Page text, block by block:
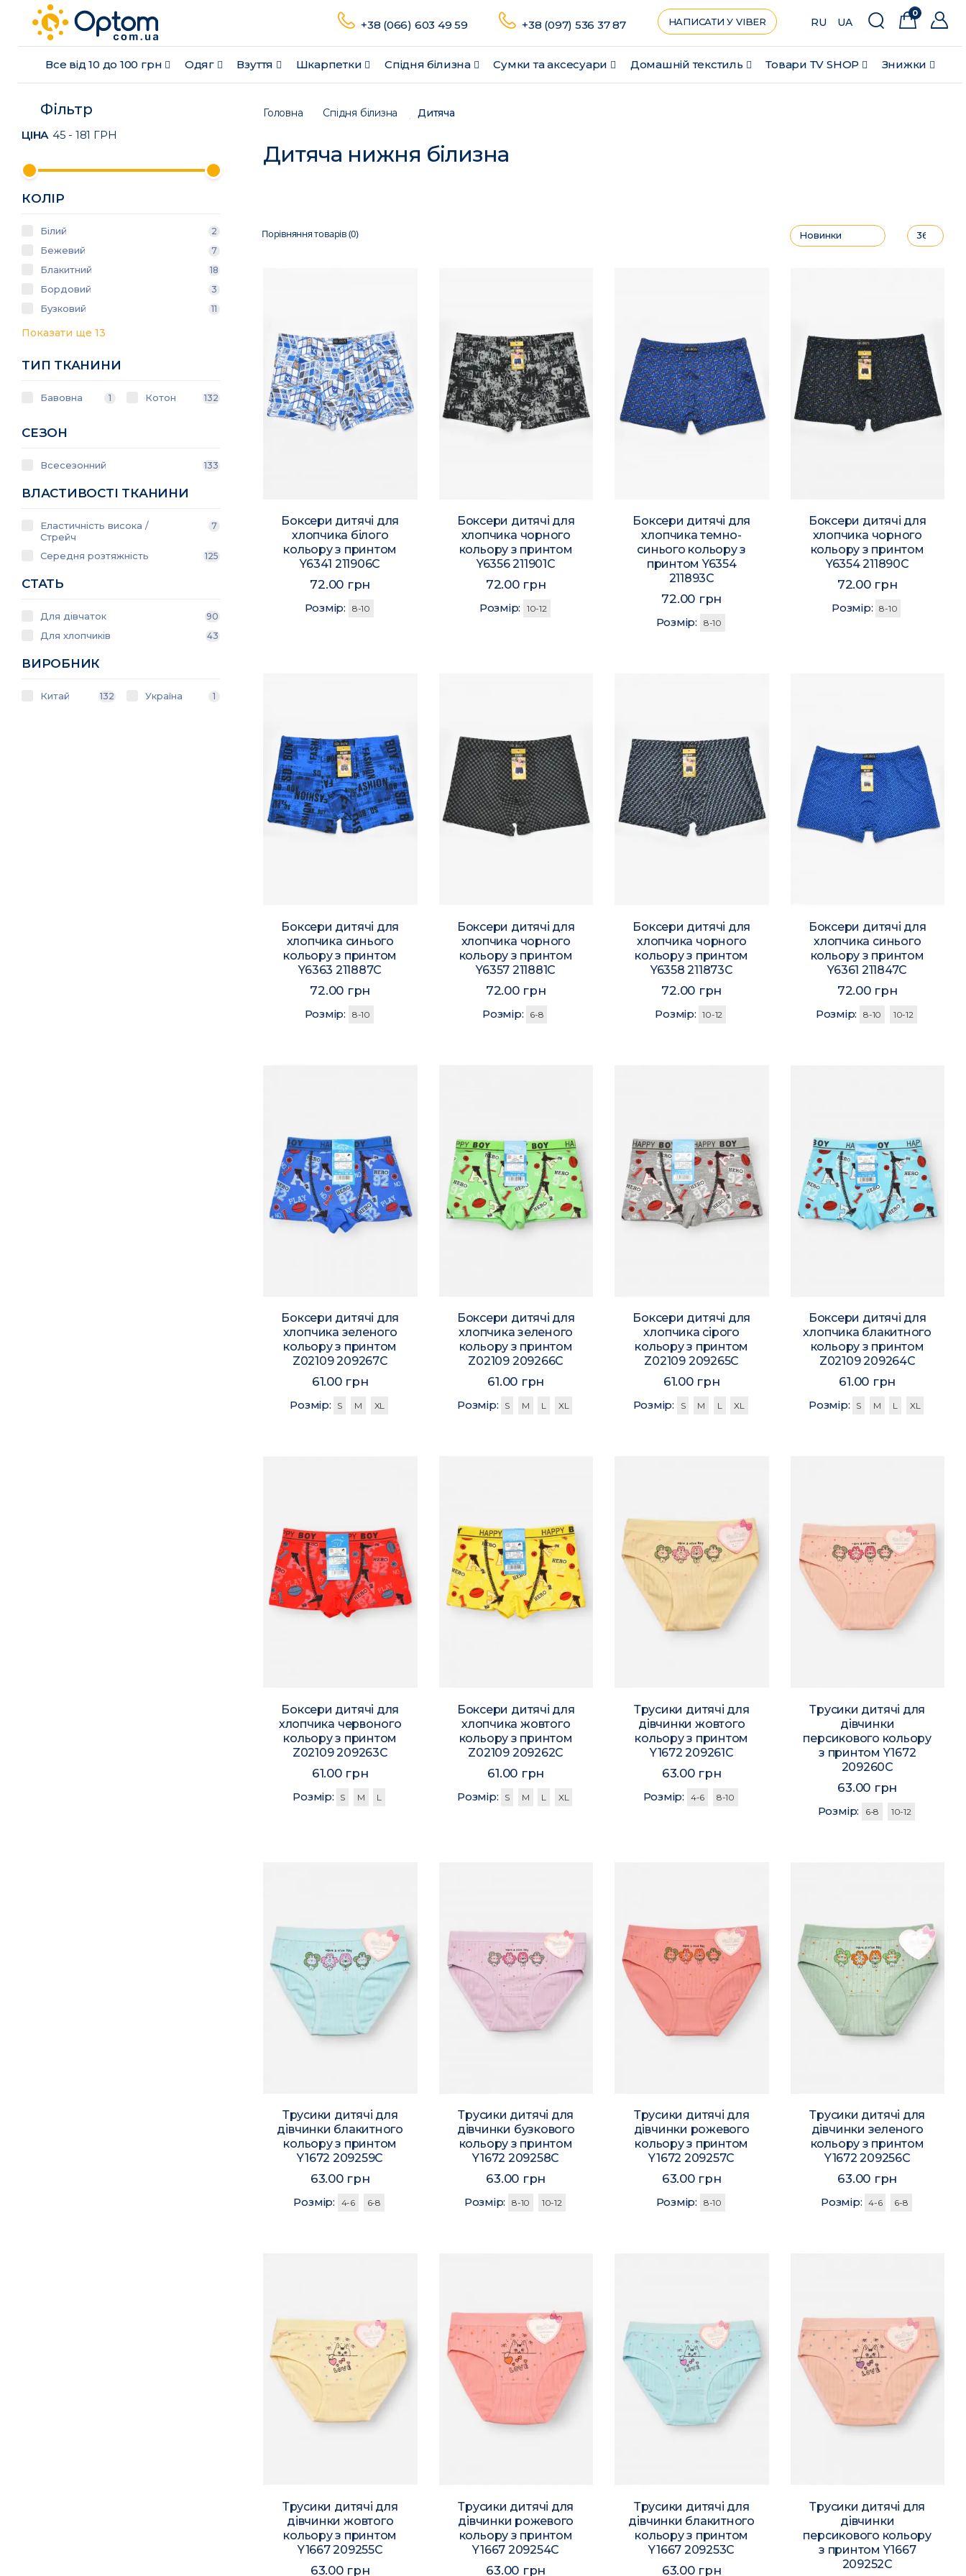
Все від 10 до 100 грн Одяг Взуття Шкарпетки Спідня білизна Сумки та аксесуари Домашній текстиль Товари ТV SHOP Знижки
+38 (066) 603 49 59 +38 (097) 536 37 87 НАПИСАТИ У VIBER RU UA
0
Фільтр
45 - 181 ГРН
ЦІНА
КОЛІР
Білий 2
Бежевий 7
Блакитний 18
Бордовий 3
Бузковий 11
Показати ще 13
ТИП ТКАНИНИ
Бавовна 1 Котон 132
СЕЗОН
Всесезонний 133
ВЛАСТИВОСТІ ТКАНИНИ
Еластичність висока /
Стрейч
7
Середня розтяжність 125
СТАТЬ
Для дівчаток 90
Для хлопчиків 43
ВИРОБНИК
Китай 132 Україна 1
Головна Спідня білизна Дитяча
Дитяча нижня білизна
Порівняння товарів (0)
Боксери дитячі для
хлопчика білого
кольору з принтом
Y6341 211906C
72.00 грн
Розмір: 8-10
Боксери дитячі для
хлопчика чорного
кольору з принтом
Y6356 211901C
72.00 грн
Розмір: 10-12
Боксери дитячі для
хлопчика темно-
синього кольору з
принтом Y6354
211893C
72.00 грн
Розмір: 8-10
Боксери дитячі для
хлопчика чорного
кольору з принтом
Y6354 211890C
72.00 грн
Розмір: 8-10
Боксери дитячі для
хлопчика синього
кольору з принтом
Y6363 211887C
72.00 грн
Розмір: 8-10
Боксери дитячі для
хлопчика чорного
кольору з принтом
Y6357 211881C
72.00 грн
Розмір: 6-8
Боксери дитячі для
хлопчика чорного
кольору з принтом
Y6358 211873C
72.00 грн
Розмір: 10-12
Боксери дитячі для
хлопчика синього
кольору з принтом
Y6361 211847C
72.00 грн
Розмір: 8-10 10-12
Боксери дитячі для
хлопчика зеленого
кольору з принтом
Z02109 209267C
61.00 грн
Розмір: S M XL
Боксери дитячі для
хлопчика зеленого
кольору з принтом
Z02109 209266C
61.00 грн
Розмір: S M L XL
Боксери дитячі для
хлопчика сірого
кольору з принтом
Z02109 209265C
61.00 грн
Розмір: S M L XL
Боксери дитячі для
хлопчика блакитного
кольору з принтом
Z02109 209264C
61.00 грн
Розмір: S M L XL
Боксери дитячі для
хлопчика червоного
кольору з принтом
Z02109 209263C
61.00 грн
Розмір: S M L
Боксери дитячі для
хлопчика жовтого
кольору з принтом
Z02109 209262C
61.00 грн
Розмір: S M L XL
Трусики дитячі для
дівчинки жовтого
кольору з принтом
Y1672 209261C
63.00 грн
Розмір: 4-6 8-10
Трусики дитячі для
дівчинки
персикового кольору
з принтом Y1672
209260C
63.00 грн
Розмір: 6-8 10-12
Трусики дитячі для
дівчинки блакитного
кольору з принтом
Y1672 209259C
63.00 грн
Розмір: 4-6 6-8
Трусики дитячі для
дівчинки бузкового
кольору з принтом
Y1672 209258C
63.00 грн
Розмір: 8-10 10-12
Трусики дитячі для
дівчинки рожевого
кольору з принтом
Y1672 209257C
63.00 грн
Розмір: 8-10
Трусики дитячі для
дівчинки зеленого
кольору з принтом
Y1672 209256C
63.00 грн
Розмір: 4-6 6-8
Трусики дитячі для
дівчинки жовтого
кольору з принтом
Y1667 209255C
63.00 грн
Трусики дитячі для
дівчинки рожевого
кольору з принтом
Y1667 209254C
63.00 грн
Трусики дитячі для
дівчинки блакитного
кольору з принтом
Y1667 209253C
63.00 грн
Трусики дитячі для
дівчинки
персикового кольору
з принтом Y1667
209252C